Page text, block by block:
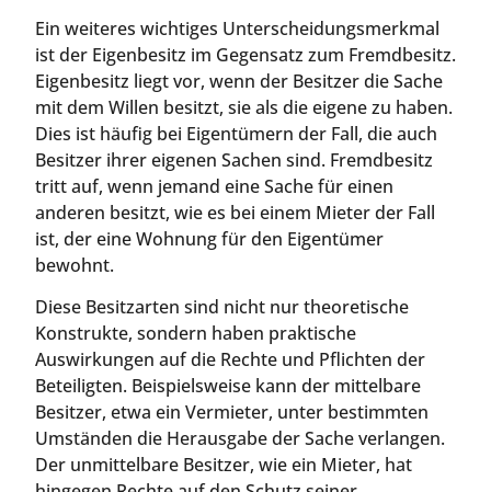
Ein weiteres wichtiges Unterscheidungsmerkmal
ist der Eigenbesitz im Gegensatz zum Fremdbesitz.
Eigenbesitz liegt vor, wenn der Besitzer die Sache
mit dem Willen besitzt, sie als die eigene zu haben.
Dies ist häufig bei Eigentümern der Fall, die auch
Besitzer ihrer eigenen Sachen sind. Fremdbesitz
tritt auf, wenn jemand eine Sache für einen
anderen besitzt, wie es bei einem Mieter der Fall
ist, der eine Wohnung für den Eigentümer
bewohnt.
Diese Besitzarten sind nicht nur theoretische
Konstrukte, sondern haben praktische
Auswirkungen auf die Rechte und Pflichten der
Beteiligten. Beispielsweise kann der mittelbare
Besitzer, etwa ein Vermieter, unter bestimmten
Umständen die Herausgabe der Sache verlangen.
Der unmittelbare Besitzer, wie ein Mieter, hat